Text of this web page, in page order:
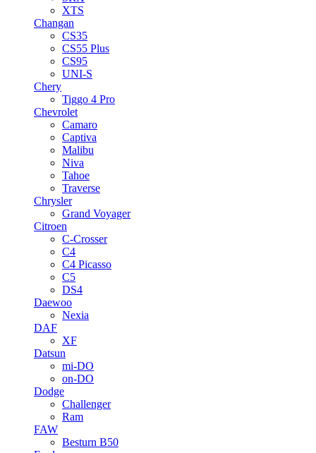
XTS
Changan
CS35
CS55 Plus
CS95
UNI-S
Chery
Tiggo 4 Pro
Chevrolet
Camaro
Captiva
Malibu
Niva
Tahoe
Traverse
Chrysler
Grand Voyager
Citroen
C-Crosser
C4
C4 Picasso
C5
DS4
Daewoo
Nexia
DAF
XF
Datsun
mi-DO
on-DO
Dodge
Challenger
Ram
FAW
Besturn B50